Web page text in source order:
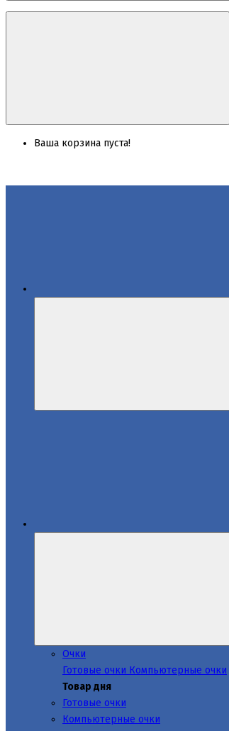
Ваша корзина пуста!
Очки
Готовые очки Компьютерные очки
Товар дня
Готовые очки
Компьютерные очки